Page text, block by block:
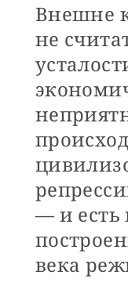
Внешне
не
— и есть
века